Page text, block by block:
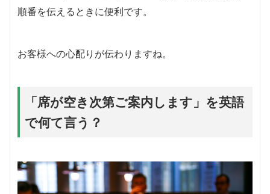
順番を伝えるときに便利です。
お客様への心配りが伝わりますね。
「席が空き次第ご案内します」を英語
で何て言う？